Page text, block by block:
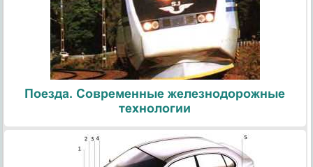
Поезда. Современные железнодорожные
технологии